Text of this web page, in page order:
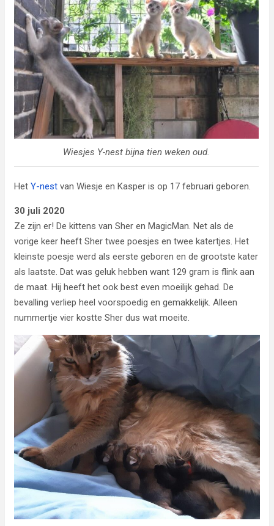
Wiesjes Y-nest bijna tien weken oud.
Het Y-nest van Wiesje en Kasper is op 17 februari geboren.
30 juli 2020
Ze zijn er! De kittens van Sher en MagicMan. Net als de
vorige keer heeft Sher twee poesjes en twee katertjes. Het
kleinste poesje werd als eerste geboren en de grootste kater
als laatste. Dat was geluk hebben want 129 gram is flink aan
de maat. Hij heeft het ook best even moeilijk gehad. De
bevalling verliep heel voorspoedig en gemakkelijk. Alleen
nummertje vier kostte Sher dus wat moeite.